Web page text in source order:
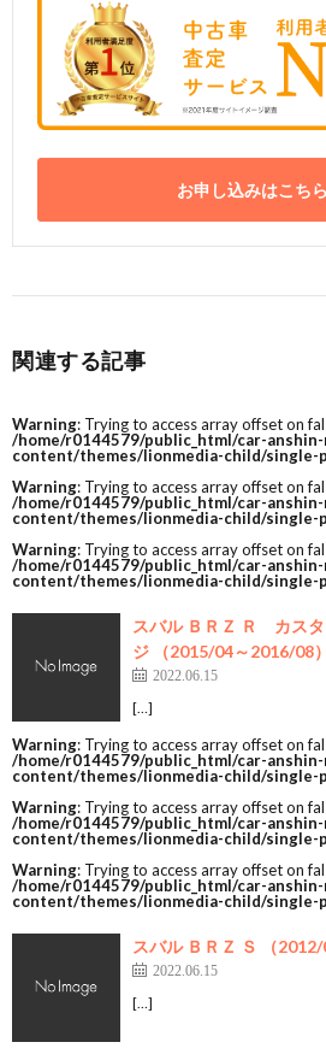
お申し込みはこち
関連する記事
Warning: Trying to access array offset on
/home/r0144579/public_html/car-
content/themes/lionmedia-child/single-
Warning: Trying to access array offset on
/home/r0144579/public_html/car-
content/themes/lionmedia-child/single-
Warning: Trying to access array offset on
/home/r0144579/public_html/car-
content/themes/lionmedia-child/single-
スバル ＢＲＺ Ｒ カス
ジ （2015/04～2016/08）
2022.06.15
[…]
Warning: Trying to access array offset on
/home/r0144579/public_html/car-
content/themes/lionmedia-child/single-
Warning: Trying to access array offset on
/home/r0144579/public_html/car-
content/themes/lionmedia-child/single-
Warning: Trying to access array offset on
/home/r0144579/public_html/car-
content/themes/lionmedia-child/single-
スバル ＢＲＺ Ｓ （2012/
2022.06.15
[…]